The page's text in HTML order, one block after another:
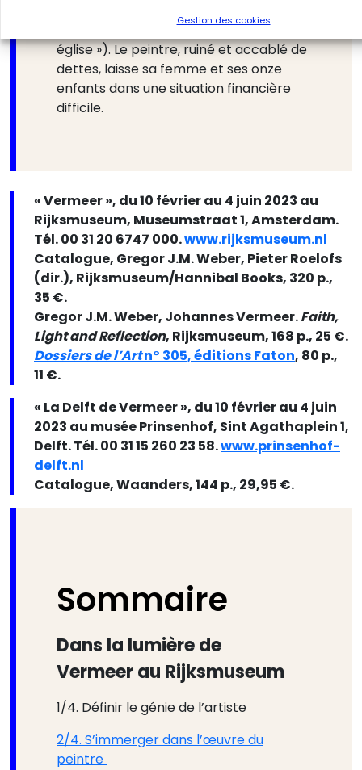
Gestion des cookies
16 décembre à l’Oude Kerk (« Vieille
église »). Le peintre, ruiné et accablé de
dettes, laisse sa femme et ses onze
enfants dans une situation financière
difficile.
« Vermeer », du 10 février au 4 juin 2023 au
Rijksmuseum, Museumstraat 1, Amsterdam.
Tél. 00 31 20 6747 000.www.rijksmuseum.nl
Catalogue, Gregor J.M. Weber, Pieter Roelofs
(dir.), Rijksmuseum/Hannibal Books, 320 p.,
35 €.
Gregor J.M. Weber, Johannes Vermeer.Faith,
Light and Reflection, Rijksmuseum, 168 p., 25 €.
Dossiers de l’Artn° 305, éditions Faton, 80 p.,
11 €.
« La Delft de Vermeer », du 10 février au 4 juin
2023 au musée Prinsenhof, Sint Agathaplein 1,
Delft. Tél. 00 31 15 260 23 58.www.prinsenhof-
delft.nl
Catalogue, Waanders, 144 p., 29,95 €.​​​​​​
Sommaire
Dans la lumière de
Vermeer au Rijksmuseum
1/4. Définir le génie de l’artiste
2/4. S’immerger dans l’œuvre du
peintre